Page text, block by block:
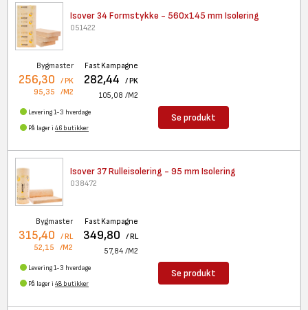
Isover 34 Formstykke - 560x145 mm Isolering
051422
Bygmaster
256,30 / PK
95,35 /M2
Fast Kampagne
282,44 / PK
105,08 /M2
Levering 1-3 hverdage
På lager i 46 butikker
Se produkt
Isover 37 Rulleisolering - 95 mm Isolering
038472
Bygmaster
315,40 / RL
52,15 /M2
Fast Kampagne
349,80 / RL
57,84 /M2
Levering 1-3 hverdage
På lager i 48 butikker
Se produkt